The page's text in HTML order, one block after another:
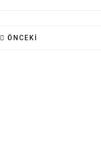
ÖNCEKI MAKALE:
ÖNCEKI